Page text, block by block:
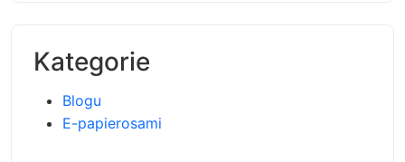
Kategorie
Blogu
E-papierosami